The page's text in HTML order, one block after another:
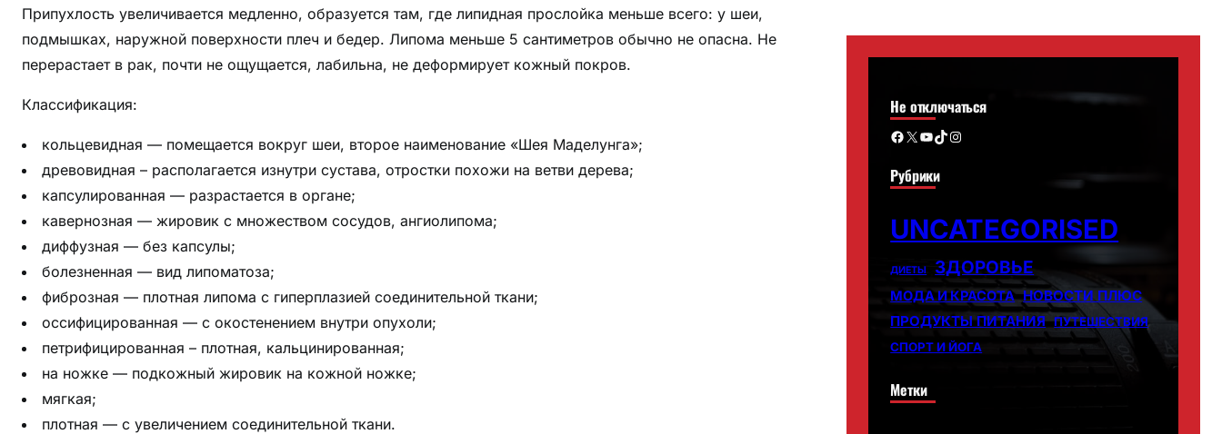
а
п
:
о
о
н
о
с
т
и
Припухлость увеличивается медленно, образуется там, где липидная прослойка меньше всего: у шеи,
подмышках, наружной поверхности плеч и бедер. Липома меньше 5 сантиметров обычно не опасна. Не
перерастает в рак, почти не ощущается, лабильна, не деформирует кожный покров.
Классификация:
кольцевидная — помещается вокруг шеи, второе наименование «Шея Маделунга»;
древовидная – располагается изнутри сустава, отростки похожи на ветви дерева;
капсулированная — разрастается в органе;
кавернозная — жировик с множеством сосудов, ангиолипома;
диффузная — без капсулы;
болезненная — вид липоматоза;
фиброзная — плотная липома с гиперплазией соединительной ткани;
оссифицированная — с окостенением внутри опухоли;
петрифицированная – плотная, кальцинированная;
на ножке — подкожный жировик на кожной ножке;
мягкая;
плотная — с увеличением соединительной ткани.
Не отключаться
Facebook X YouTube TikTok Instagram
Рубрики
UNCATEGORISED
ДИЕТЫ ЗДОРОВЬЕ
МОДА И КРАСОТА НОВОСТИ ПЛЮС
ПРОДУКТЫ ПИТАНИЯ ПУТЕШЕСТВИЯ
СПОРТ И ЙОГА
Метки